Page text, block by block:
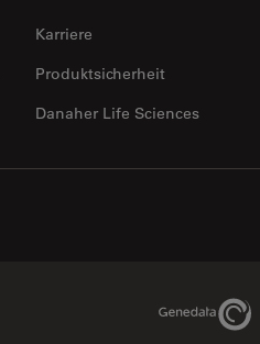
Karriere
Produktsicherheit
Danaher Life Sciences